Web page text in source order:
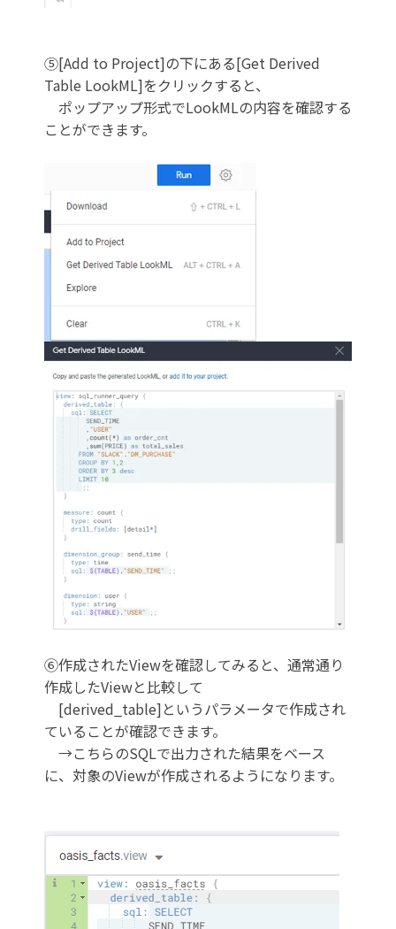
⑤[Add to Project]の下にある[Get Derived
Table LookML]をクリックすると、
ポップアップ形式でLookMLの内容を確認する
ことができます。
⑥作成されたViewを確認してみると、通常通り
作成したViewと比較して
[derived_table]というパラメータで作成され
ていることが確認できます。
→こちらのSQLで出力された結果をベース
に、対象のViewが作成されるようになります。